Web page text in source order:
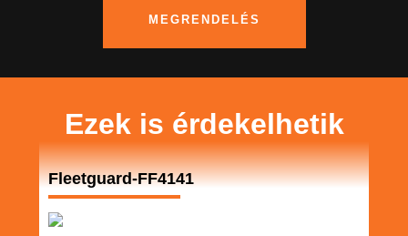
MEGRENDELÉS
Ezek is érdekelhetik
Fleetguard-FF4141